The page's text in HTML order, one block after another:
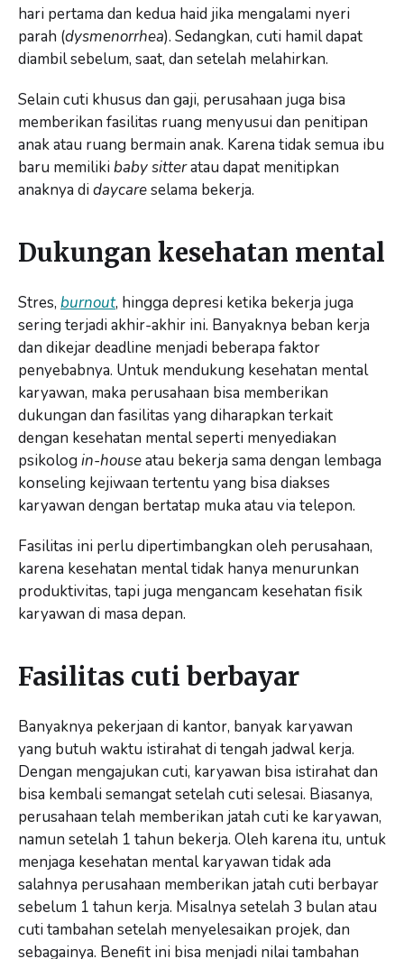
hari pertama dan kedua haid jika mengalami nyeri
parah (dysmenorrhea). Sedangkan, cuti hamil dapat
diambil sebelum, saat, dan setelah melahirkan.
Selain cuti khusus dan gaji, perusahaan juga bisa
memberikan fasilitas ruang menyusui dan penitipan
anak atau ruang bermain anak. Karena tidak semua ibu
baru memilikibaby sitteratau dapat menitipkan
anaknya didaycareselama bekerja.
Dukungan kesehatan mental
Stres, burnout, hingga depresi ketika bekerja juga
sering terjadi akhir-akhir ini. Banyaknya beban kerja
dan dikejar deadline menjadi beberapa faktor
penyebabnya. Untuk mendukung kesehatan mental
karyawan, maka perusahaan bisa memberikan
dukungan dan fasilitas yang diharapkan terkait
dengan kesehatan mental seperti menyediakan
psikolog in-houseatau bekerja sama dengan lembaga
konseling kejiwaan tertentu yang bisa diakses
karyawan dengan bertatap muka atau via telepon.
Fasilitas ini perlu dipertimbangkan oleh perusahaan,
karena kesehatan mental tidak hanya menurunkan
produktivitas, tapi juga mengancam kesehatan fisik
karyawan di masa depan.
Fasilitas cuti berbayar
Banyaknya pekerjaan di kantor, banyak karyawan
yang butuh waktu istirahat di tengah jadwal kerja.
Dengan mengajukan cuti, karyawan bisa istirahat dan
bisa kembali semangat setelah cuti selesai. Biasanya,
perusahaan telah memberikan jatah cuti ke karyawan,
namun setelah 1 tahun bekerja. Oleh karena itu, untuk
menjaga kesehatan mental karyawan tidak ada
salahnya perusahaan memberikan jatah cuti berbayar
sebelum 1 tahun kerja. Misalnya setelah 3 bulan atau
cuti tambahan setelah menyelesaikan projek, dan
sebagainya. Benefit ini bisa menjadi nilai tambahan